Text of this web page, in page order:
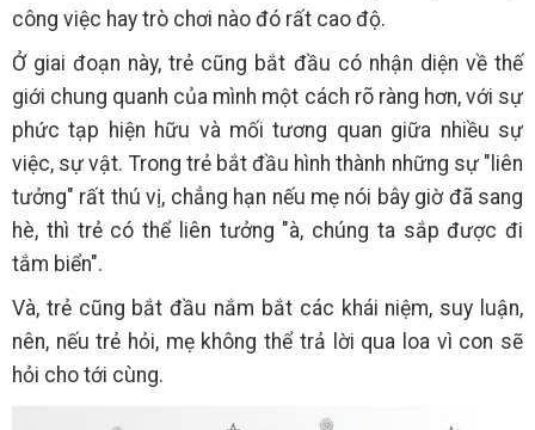
công việc hay trò chơi nào đó rất cao độ.
Ở giai đoạn này, trẻ cũng bắt đầu có nhận diện về thế
giới chung quanh của mình một cách rõ ràng hơn, với sự
phức tạp hiện hữu và mối tương quan giữa nhiều sự
việc, sự vật. Trong trẻ bắt đầu hình thành những sự "liên
tưởng" rất thú vị, chẳng hạn nếu mẹ nói bây giờ đã sang
hè, thì trẻ có thể liên tưởng "à, chúng ta sắp được đi
tắm biển".
Và, trẻ cũng bắt đầu nắm bắt các khái niệm, suy luận,
nên, nếu trẻ hỏi, mẹ không thể trả lời qua loa vì con sẽ
hỏi cho tới cùng.